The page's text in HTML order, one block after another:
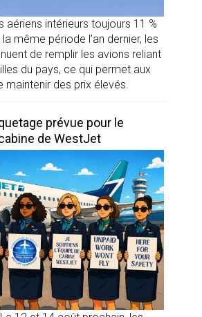
aériens intérieurs toujours 11 %
la même période l’an dernier, les
de remplir les avions reliant
du pays, ce qui permet aux
maintenir des prix élevés.
prévue pour le
de WestJet